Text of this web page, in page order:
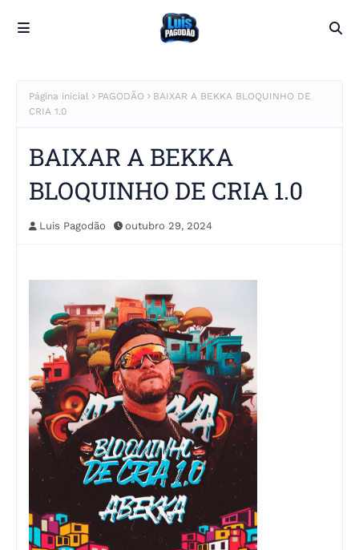
Página inicial PAGODÃO
BAIXAR A BEKKA BLOQUINHO DE
CRIA 1.0
BAIXAR A BEKKA
BLOQUINHO DE CRIA 1.0
Luis Pagodão outubro 29, 2024